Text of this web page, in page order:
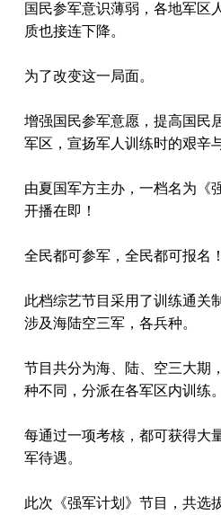
国民参军意识薄弱，各地军区
质也接连下降。
为了改变这一局面。
增强国民参军意愿，提高国民
军区，宣扬军人训练时的艰辛
由夏国军方主办，一档名为《
开播在即！
全民都可参军，全民都可报名！
此档综艺节目采用了训练通关
涉及海陆空三军，各兵种。
节目共分为海、陆、空三大期
种不同，分派在各军区内训练。
每通过一项考核，都可获得大
军待遇。
此次《强军计划》节目，共选